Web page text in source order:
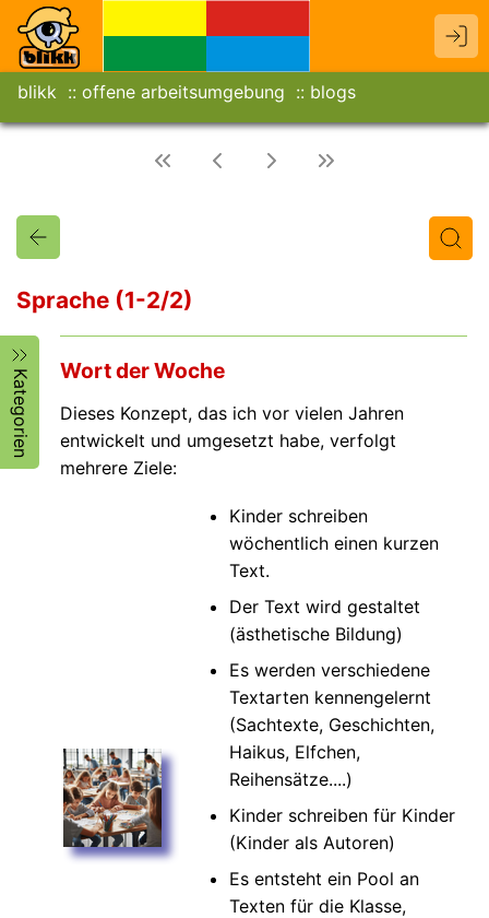
blikk offene arbeitsumgebung blogs
Sprache (1-2/2)
Kategorien Wort der Woche
Dieses Konzept, das ich vor vielen Jahren
entwickelt und umgesetzt habe, verfolgt
mehrere Ziele:
Kinder schreiben
wöchentlich einen kurzen
Text.
Der Text wird gestaltet
(ästhetische Bildung)
Es werden verschiedene
Textarten kennengelernt
(Sachtexte, Geschichten,
Haikus, Elfchen,
Reihensätze....)
Kinder schreiben für Kinder
(Kinder als Autoren)
Es entsteht ein Pool an
Texten für die Klasse,